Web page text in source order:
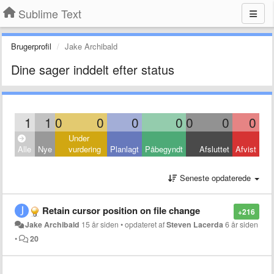
Sublime Text
Brugerprofil Jake Archibald
Dine sager inddelt efter status
1 1 0 0 0 0 0 0 0
Alle Nye
Under
vurdering
Planlagt Påbegyndt Afsluttet Afvist
Seneste opdaterede
+216
Retain cursor position on file change
Jake Archibald 15 år siden •opdateret afSteven Lacerda6 år siden
•
20